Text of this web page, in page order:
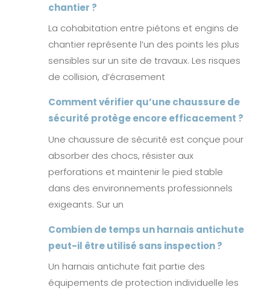
chantier ?
La cohabitation entre piétons et engins de
chantier représente l’un des points les plus
sensibles sur un site de travaux. Les risques
de collision, d’écrasement
Comment vérifier qu’une chaussure de
sécurité protège encore efficacement ?
Une chaussure de sécurité est conçue pour
absorber des chocs, résister aux
perforations et maintenir le pied stable
dans des environnements professionnels
exigeants. Sur un
Combien de temps un harnais antichute
peut-il être utilisé sans inspection ?
Un harnais antichute fait partie des
équipements de protection individuelle les